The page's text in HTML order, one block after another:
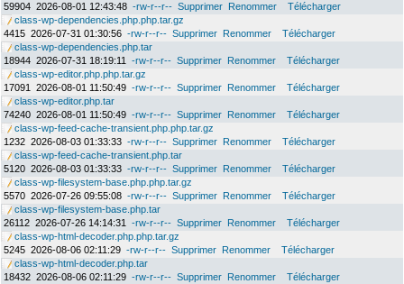
59904 2026-08-01 12:43:48 -rw-r--r-- Supprimer Renommer
Télécharger
class-wp-dependencies.php.php.tar.gz
4415 2026-07-31 01:30:56 -rw-r--r-- Supprimer Renommer
Télécharger
class-wp-dependencies.php.tar
18944 2026-07-31 18:19:11 -rw-r--r-- Supprimer Renommer
Télécharger
class-wp-editor.php.php.tar.gz
17091
2026-08-01 11:50:49 -rw-r--r-- Supprimer Renommer
Télécharger
class-wp-editor.php.tar
74240 2026-08-01 11:50:49 -rw-r--r-- Supprimer Renommer
Télécharger
class-wp-feed-cache-transient.php.php.tar.gz
1232 2026-08-03 01:33:33 -rw-r--r-- Supprimer Renommer
Télécharger
class-wp-feed-cache-transient.php.tar
5120 2026-08-03 01:33:33 -rw-r--r-- Supprimer Renommer
Télécharger
class-wp-filesystem-base.php.php.tar.gz
5570 2026-07-26 09:55:08 -rw-r--r-- Supprimer Renommer
Télécharger
class-wp-filesystem-base.php.tar
26112 2026-07-26 14:14:31 -rw-r--r-- Supprimer Renommer
Télécharger
class-wp-html-decoder.php.php.tar.gz
5245 2026-08-06 02:11:29 -rw-r--r-- Supprimer Renommer
Télécharger
class-wp-html-decoder.php.tar
18432 2026-08-06 02:11:29 -rw-r--r-- Supprimer Renommer
Télécharger